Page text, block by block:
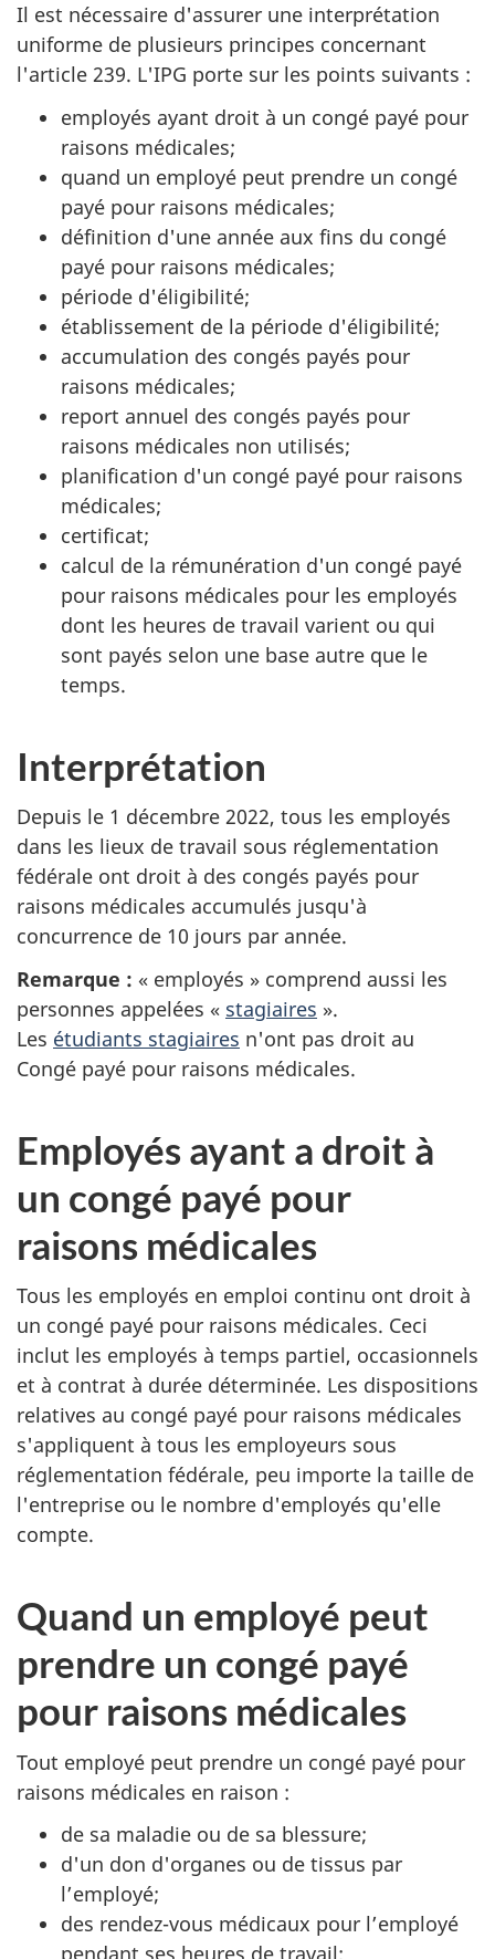
Il est nécessaire d'assurer une interprétation
uniforme de plusieurs principes concernant
l'article 239. L'IPG porte sur les points suivants :
employés ayant droit à un congé payé pour
raisons médicales;
quand un employé peut prendre un congé
payé pour raisons médicales;
définition d'une année aux fins du congé
payé pour raisons médicales;
période d'éligibilité;
établissement de la période d'éligibilité;
accumulation des congés payés pour
raisons médicales;
report annuel des congés payés pour
raisons médicales non utilisés;
planification d'un congé payé pour raisons
médicales;
certificat;
calcul de la rémunération d'un congé payé
pour raisons médicales pour les employés
dont les heures de travail varient ou qui
sont payés selon une base autre que le
temps.
Interprétation
Depuis le 1 décembre 2022, tous les employés
dans les lieux de travail sous réglementation
fédérale ont droit à des congés payés pour
raisons médicales accumulés jusqu'à
concurrence de 10 jours par année.
Remarque : « employés » comprend aussi les
personnes appelées « stagiaires ».
Les étudiants stagiaires n'ont pas droit au
Congé payé pour raisons médicales.
Employés ayant a droit à
un congé payé pour
raisons médicales
Tous les employés en emploi continu ont droit à
un congé payé pour raisons médicales. Ceci
inclut les employés à temps partiel, occasionnels
et à contrat à durée déterminée. Les dispositions
relatives au congé payé pour raisons médicales
s'appliquent à tous les employeurs sous
réglementation fédérale, peu importe la taille de
l'entreprise ou le nombre d'employés qu'elle
compte.
Quand un employé peut
prendre un congé payé
pour raisons médicales
Tout employé peut prendre un congé payé pour
raisons médicales en raison :
de sa maladie ou de sa blessure;
d'un don d'organes ou de tissus par
l’employé;
des rendez-vous médicaux pour l’employé
pendant ses heures de travail;